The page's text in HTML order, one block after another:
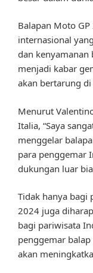
Balapan Moto
internasional
dan kenyamanan
menjadi kabar
akan bertarung
Menurut
Italia, “Saya
menggelar
para penggemar
dukungan luar
Tidak hanya bagi
2024 juga
bagi pariwisata
penggemar
akan